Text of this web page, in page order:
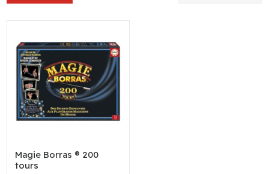
Magie Borras ® 200
tours